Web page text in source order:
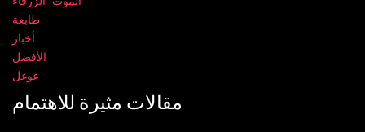
طابعة
أخبار
الأفضل
غوغل
مقالات مثيرة للاهتمام